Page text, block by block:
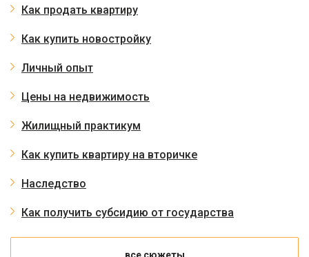
Как продать квартиру
Как купить новостройку
Личный опыт
Цены на недвижимость
Жилищный практикум
Как купить квартиру на вторичке
Наследство
Как получить субсидию от государства
все сюжеты